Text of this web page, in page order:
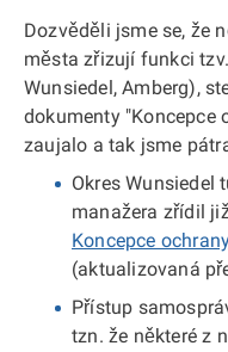
Dozvěděli jsme se, že
města zřizují funkci
Wunsiedel, Amberg),
dokumenty "Koncepce
zaujalo a tak jsme
Okres
manažera zřídil
Koncepce
(aktualizovaná
Přístup
tzn. že některé z